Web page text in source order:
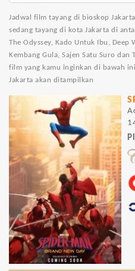
Jadwal film tayang di bioskop
sedang tayang di kota Jakarta di
The Odyssey, Kado Untuk Ibu, Deep
Kembang Gula, Sajen Satu Suro dan
film yang kamu inginkan di bawah
Jakarta akan ditampilkan